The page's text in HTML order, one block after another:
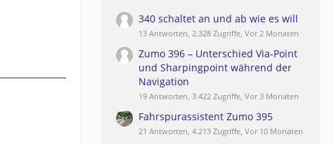
340 schaltet an und ab wie es will
13 Antworten, 2.328 Zugriffe, Vor 2 Monaten
Zumo 396 – Unterschied Via-Point
und Sharpingpoint während der
Navigation
19 Antworten, 3.422 Zugriffe, Vor 3 Monaten
Fahrspurassistent Zumo 395
21 Antworten, 4.213 Zugriffe, Vor 10 Monaten